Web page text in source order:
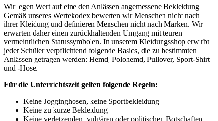
Wir legen Wert auf eine den Anlässen angemessene Bekleidung.
Gemäß unseres Wertekodex bewerten wir Menschen nicht nach
ihrer Kleidung und definieren Menschen nicht nach Marken. Wir
erwarten daher einen zurückhaltenden Umgang mit teuren
vermeintlichen Statussymbolen. In unserem Kleidungsshop erwirbt
jeder Schüler verpflichtend folgende Basics, die zu bestimmten
Anlässen getragen werden: Hemd, Polohemd, Pullover, Sport-Shirt
und -Hose.
Für die Unterrichtszeit gelten folgende Regeln:
Keine Jogginghosen, keine Sportbekleidung
Keine zu kurze Bekleidung
Keine verletzenden, vulgären oder politischen Botschaften